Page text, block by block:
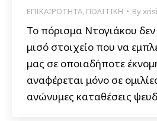
ΕΠΙΚΑΙΡΟΤΗΤΑ, ΠΟΛΙΤΙΚΗ By
Το πόρισμα Ντογιάκου
μισό στοιχείο που να
μας σε οποιαδήποτε
αναφέρεται μόνο σε
ανώνυμες καταθέσεις